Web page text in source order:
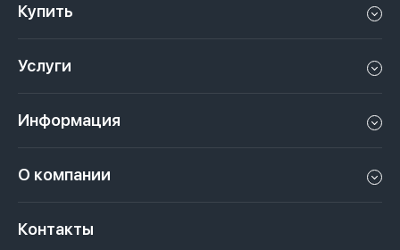
Купить
Апартаменты в Дубае
Пентхаус в Дубае
Услуги
Сдать недвижимость в Дубае, ОАЭ
Недвижимость за криптовалюту в Дубае
Информация
Законы
О компании
Контакты